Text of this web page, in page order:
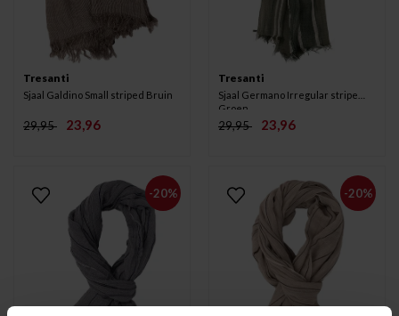
Tresanti
Sjaal Galdino Small striped Bruin
29,95 23,96
Tresanti
Sjaal Germano Irregular stripe
Groen
29,95 23,96
-20% -20%